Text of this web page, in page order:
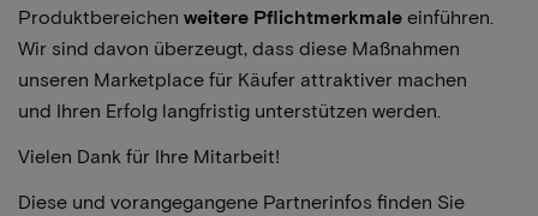
Produktbereichen weitere Pflichtmerkmale einführen.
Wir sind davon überzeugt, dass diese Maßnahmen
unseren Marketplace für Käufer attraktiver machen
und Ihren Erfolg langfristig unterstützen werden.
Vielen Dank für Ihre Mitarbeit!
Diese und vorangegangene Partnerinfos finden Sie